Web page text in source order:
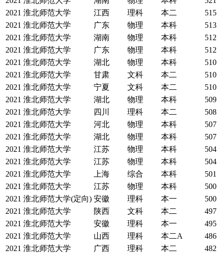
2021 淮北师范大学 江西 理科 本二
515
2021 淮北师范大学 广东 物理 本科
513
2021 淮北师范大学 湖南 物理 本科
512
2021 淮北师范大学 广东 物理 本科
512
2021 淮北师范大学 湖北 物理 本科
510
2021 淮北师范大学 甘肃 文科 本二
510
2021 淮北师范大学 宁夏 文科 本二
510
2021 淮北师范大学 湖北 物理 本科
509
2021 淮北师范大学 四川 理科 本二
508
2021 淮北师范大学 河北 物理 本科
507
2021 淮北师范大学 湖北 物理 本科
507
2021 淮北师范大学 江苏 物理 本科
504
2021 淮北师范大学 江苏 物理 本科
504
2021 淮北师范大学 上海 综合 本科
501
2021 淮北师范大学 江苏 物理 本科
500
2021 淮北师范大学(定向) 安徽 理科 本一
500
2021 淮北师范大学 陕西 文科 本二
497
2021 淮北师范大学 安徽 理科 本一
495
2021 淮北师范大学 山西 理科 本二A
486
2021 淮北师范大学 广西 理科 本二
482